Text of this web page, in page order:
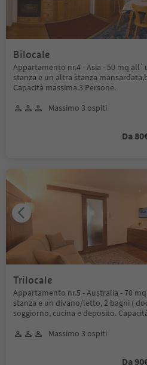
Bilocale
Appartamento nr.4 - Asia - 50 mq
stanza e un altra stanza
Capacità massima 3 Persone.
Massimo 3 ospiti
Da
Trilocale
Appartamento nr.5 - Australia - 70
stanza e un divano/letto, 2 bagni (
soggiorno, cucina e deposito.
Massimo 3 ospiti
Da